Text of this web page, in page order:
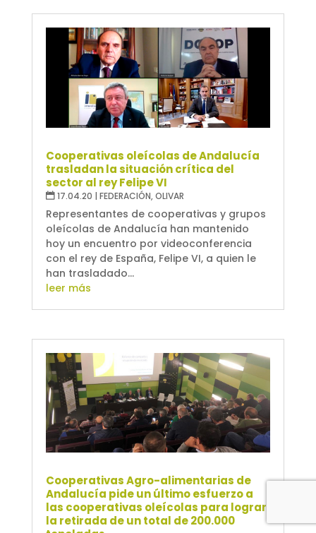
Cooperativas oleícolas de Andalucía
trasladan la situación crítica del
sector al rey Felipe VI
17.04.20 | FEDERACIÓN,OLIVAR
Representantes de cooperativas y grupos
oleícolas de Andalucía han mantenido
hoy un encuentro por videoconferencia
con el rey de España, Felipe VI, a quien le
han trasladado...
leer más
Cooperativas Agro-alimentarias de
Andalucía pide un último esfuerzo a
las cooperativas oleícolas para lograr
la retirada de un total de 200.000